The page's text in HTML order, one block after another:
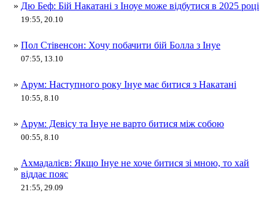
» Дю Беф: Бій Накатані з Іноуе може відбутися в 2025 році
19:55, 20.10
» Пол Стівенсон: Хочу побачити бій Болла з Інуе
07:55, 13.10
» Арум: Наступного року Інуе має битися з Накатані
10:55, 8.10
» Арум: Девісу та Інуе не варто битися між собою
00:55, 8.10
»
Ахмадалієв: Якщо Інуе не хоче битися зі мною, то хай
віддає пояс
21:55, 29.09